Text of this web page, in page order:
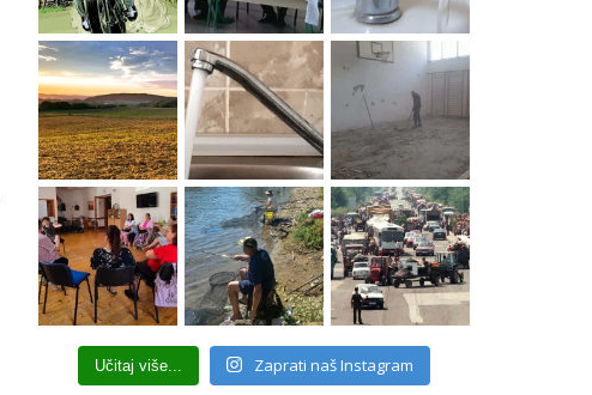
Učitaj više... Zaprati naš Instagram